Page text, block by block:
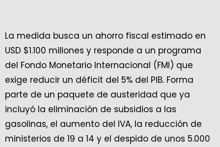
La medida busca un ahorro fiscal estimado en
USD $1.100 millones y responde a un programa
del Fondo Monetario Internacional (FMI) que
exige reducir un déficit del 5% del PIB. Forma
parte de un paquete de austeridad que ya
incluyó la eliminación de subsidios a las
gasolinas, el aumento del IVA, la reducción de
ministerios de 19 a 14 y el despido de unos 5.000